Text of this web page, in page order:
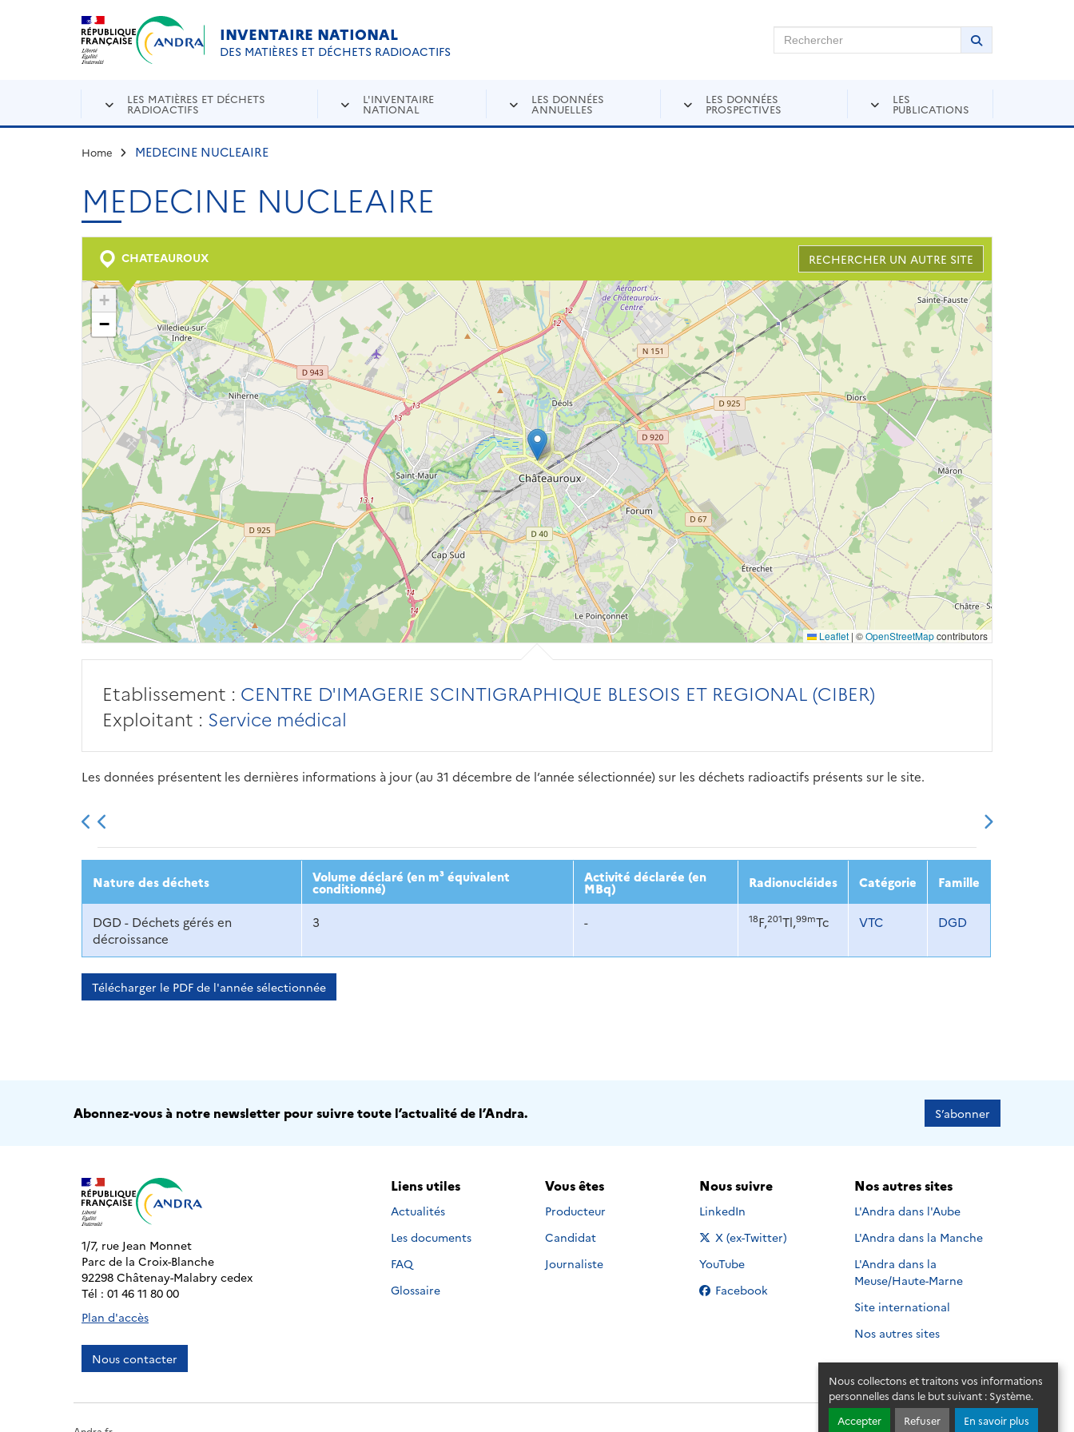
Nous collectons et traitons vos informations
personnelles dans le but suivant : Système.
Accepter
Refuser En savoir plus
Aller au contenu principal
INVENTAIRE NATIONAL
DES MATIÈRES ET DÉCHETS RADIOACTIFS
Rechercher sur Andra Inventaire Rechercher
Lancer la
LES MATIÈRES ET DÉCHETS
RADIOACTIFS
L'INVENTAIRE
NATIONAL
LES DONNÉES
ANNUELLES
LES DONNÉES
PROSPECTIVES
LES
PUBLICATIONS
Home MEDECINE NUCLEAIRE
MEDECINE NUCLEAIRE
CHATEAUROUX RECHERCHER UN AUTRE SITE
+
−
Leaflet | ©OpenStreetMapcontributors
Etablissement : CENTRE D'IMAGERIE SCINTIGRAPHIQUE BLESOIS ET REGIONAL (CIBER)
Exploitant : Service médical
Les données présentent les dernières informations à jour (au 31 décembre de l’année sélectionnée) sur les déchets radioactifs présents sur le site.
2013 2014 2015 2016 2017 2018 2019 2020 2021 2022 2023
Nature des déchets Volume déclaré (en m³ équivalent
conditionné)
Activité déclarée (en
MBq) Radionucléides Catégorie Famille
DGD - Déchets gérés en
décroissance
3 - 18F,201Tl,99mTc VTC DGD
Télécharger le PDF de l'année sélectionnée
Abonnez-vous à notre newsletter pour suivre toute l’actualité de l’Andra. S’abonner
1/7, rue Jean Monnet
Parc de la Croix-Blanche
92298 Châtenay-Malabry cedex
Tél : 01 46 11 80 00
Plan d'accès
Nous contacter
Liens utiles
Actualités
Les documents
FAQ
Glossaire
Vous êtes
Producteur
Candidat
Journaliste
Nous suivre
Nous suivre sur
LinkedIn
Nous suivre sur
X (ex-Twitter)
Nous suivre sur
YouTube
Nous suivre sur
Facebook
Nos autres sites
L'Andra dans l'Aube
L'Andra dans la Manche
L'Andra dans la
Meuse/Haute-Marne
Site international
Nos autres sites